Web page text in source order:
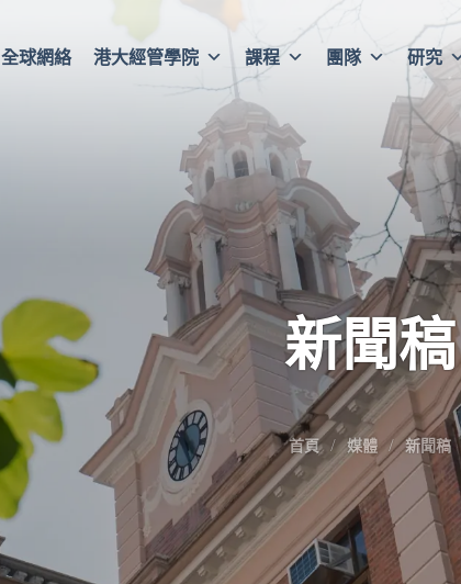
全球網絡 港大經管學院 課程 團隊 研究
新聞稿
首頁 媒體 新聞稿